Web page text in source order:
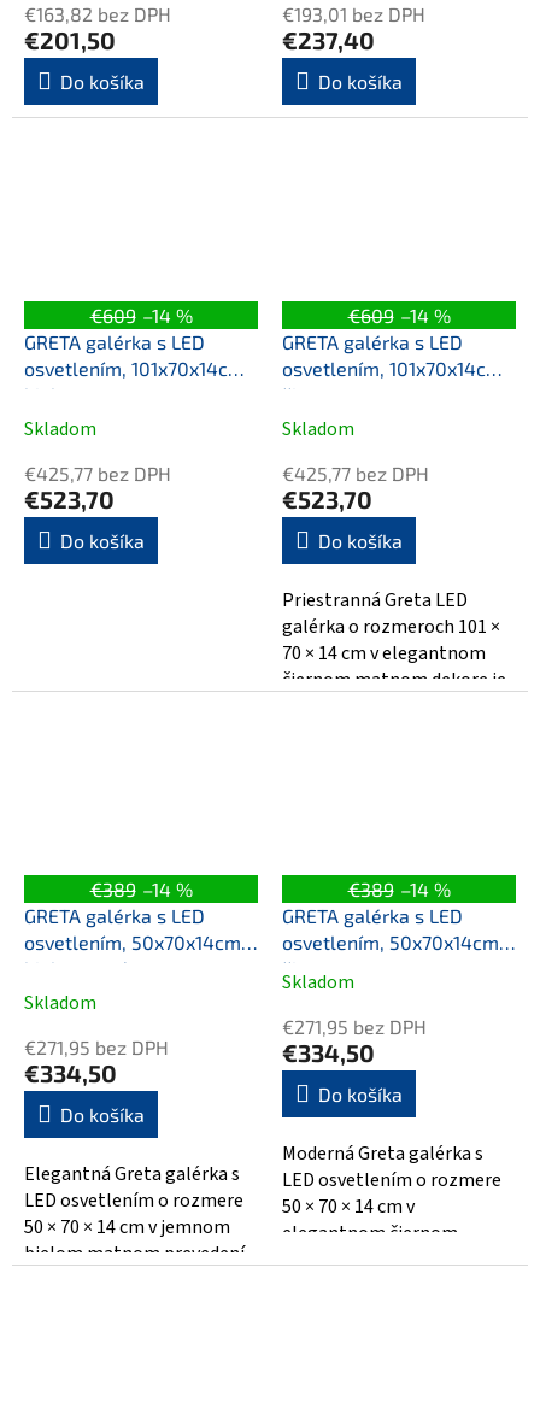
€163,82 bez DPH
€201,50
Do košíka
€193,01 bez DPH
€237,40
Do košíka
€609 –14 %
GRETA galérka s LED
osvetlením, 101x70x14cm,
biela mat
Skladom
€425,77 bez DPH
€523,70
Do košíka
€609 –14 %
GRETA galérka s LED
osvetlením, 101x70x14cm,
čierna mat
Skladom
€425,77 bez DPH
€523,70
Do košíka
Priestranná Greta LED
galérka o rozmeroch 101 ×
70 × 14 cm v elegantnom
čiernom matnom dekore je
€389 –14 %
GRETA galérka s LED
osvetlením, 50x70x14cm,
biela matná
Skladom
€271,95 bez DPH
€334,50
Do košíka
Elegantná Greta galérka s
LED osvetlením o rozmere
50 × 70 × 14 cm v jemnom
bielom matnom prevedení.
€389 –14 %
GRETA galérka s LED
osvetlením, 50x70x14cm,
čierna mat
Priemerné
hodnotenie
produktu
je
5,0
z
5
hviezdičiek.
Skladom
€271,95 bez DPH
€334,50
Do košíka
Moderná Greta galérka s
LED osvetlením o rozmere
50 × 70 × 14 cm v
elegantnom čiernom
matnom dekore z